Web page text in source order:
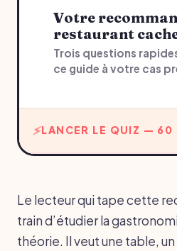
Votre recommandation sur
restaurant
Trois questions
ce guide à votre cas
LANCER LE QUIZ — 60
Le lecteur qui tape cette
train d’étudier la
théorie. Il veut une table,